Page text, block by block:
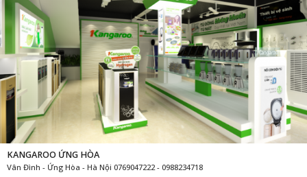
KANGAROO ỨNG HÒA
Vân Đình - Ứng Hòa - Hà Nội 0769047222 - 0988234718